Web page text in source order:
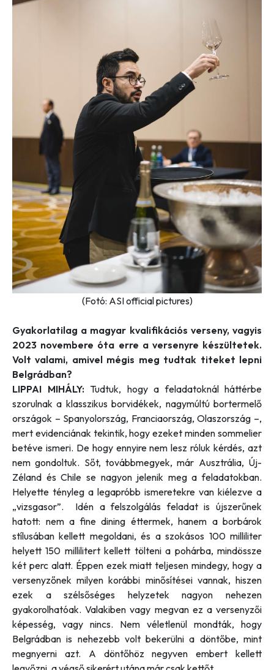
(Fotó: ASI official pictures)
Gyakorlatilag a magyar kvalifikációs verseny, vagyis
2023 novembere óta erre a versenyre készültetek.
Volt valami, amivel mégis meg tudtak titeket lepni
Belgrádban?
LIPPAI MIHÁLY:Tudtuk, hogy a feladatoknál háttérbe
szorulnak a klasszikus borvidékek, nagymúltú bortermelő
országok – Spanyolország, Franciaország, Olaszország –,
mert evidenciának tekintik, hogy ezeket minden sommelier
betéve ismeri. De hogy ennyire nem lesz róluk kérdés, azt
nem gondoltuk. Sőt, továbbmegyek, már Ausztrália, Új-
Zéland és Chile se nagyon jelenik meg a feladatokban.
Helyette tényleg a legapróbb ismeretekre van kiélezve a
„vizsgasor”. Idén a felszolgálás feladat is újszerűnek
hatott: nem a fine dining éttermek, hanem a borbárok
stílusában kellett megoldani, és a szokásos 100 milliliter
helyett 150 millilitert kellett tölteni a pohárba, mindössze
két perc alatt. Éppen ezek miatt teljesen mindegy, hogy a
versenyzőnek milyen korábbi minősítései vannak, hiszen
ezek a szélsőséges helyzetek nagyon nehezen
gyakorolhatóak. Valakiben vagy megvan ez a versenyzői
képesség, vagy nincs. Nem véletlenül mondták, hogy
Belgrádban is nehezebb volt bekerülni a döntőbe, mint
megnyerni azt. A döntőhöz negyven embert kellett